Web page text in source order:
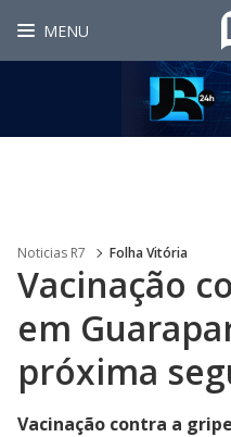
MENU
Noticias R7 Folha Vitória
Vacinação
em
próxima
Vacinação contra a